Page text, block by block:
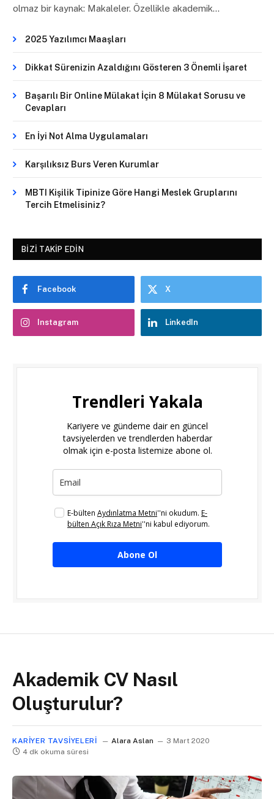
olmaz bir kaynak: Makaleler. Özellikle akademik…
2025 Yazılımcı Maaşları
Dikkat Sürenizin Azaldığını Gösteren 3 Önemli İşaret
Başarılı Bir Online Mülakat İçin 8 Mülakat Sorusu ve
Cevapları
En İyi Not Alma Uygulamaları
Karşılıksız Burs Veren Kurumlar
MBTI Kişilik Tipinize Göre Hangi Meslek Gruplarını
Tercih Etmelisiniz?
BIZI TAKIP EDIN
Facebook X
Instagram LinkedIn
Trendleri Yakala
Kariyere ve gündeme dair en güncel
tavsiyelerden ve trendlerden haberdar
olmak için e-posta listemize abone ol.
E-bülten Aydınlatma Metni''ni okudum. E-
bülten Açık Rıza Metni''ni kabul ediyorum.
Abone Ol
Akademik CV Nasıl
Oluşturulur?
KARIYER TAVSIYELERI Alara Aslan
3 Mart 2020
4 dk okuma süresi